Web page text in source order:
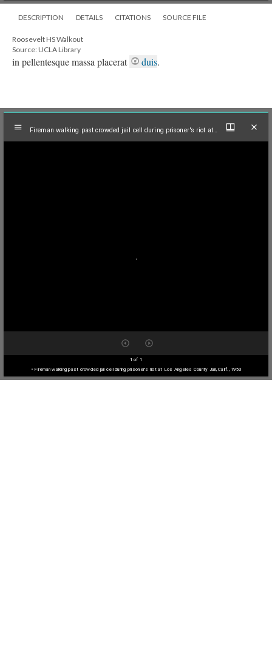
DESCRIPTION DETAILS CITATIONS SOURCE FILE
Roosevelt HS Walkout
Source: UCLA Library
in pellentesque massa placerat duis.
Mirador
Fireman walking past crowded jail cell during prisoner's riot at Los Angeles County Jail, Calif., 1953
1 of 1
• Fireman walking past crowded jail cell during prisoner's riot at Los Angeles County Jail, Calif., 1953
walking past crowded jail cell during prisoner's riot at Los Angeles County Jail, Calif.,